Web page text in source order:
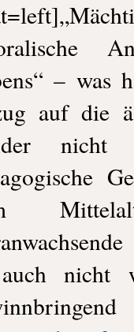
– was
auf die
nicht
nicht